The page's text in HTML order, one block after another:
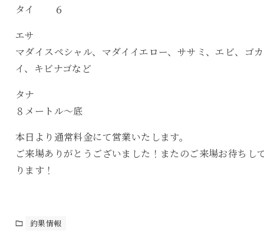
タイ ６
エサ
マダイスペシャル、マダイイエロー、ササミ、エビ、ゴカ
イ、キビナゴなど
タナ
８メートル〜底
本日より通常料金にて営業いたします。
ご来場ありがとうございました！またのご来場お待ちし
ります！
釣果情報